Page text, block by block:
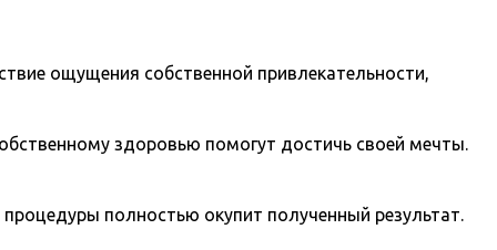
ощущения собственной привлекательности,
здоровью помогут достичь своей мечты.
полностью окупит полученный результат.